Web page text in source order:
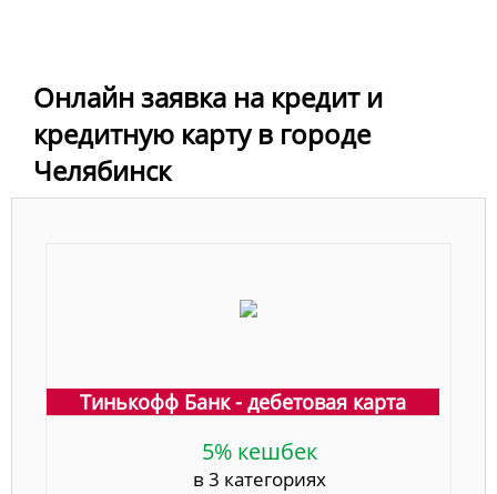
Онлайн заявка на кредит и
кредитную карту в городе
Челябинск
Тинькофф Банк - дебетовая карта
5% кешбек
в 3 категориях